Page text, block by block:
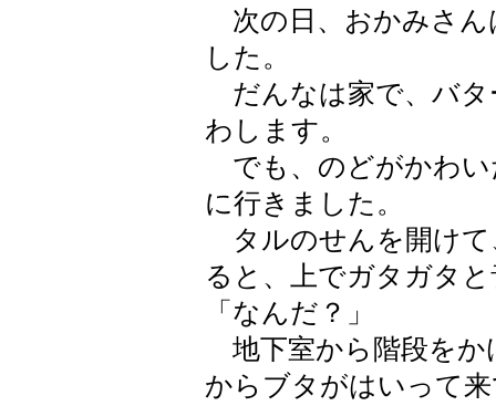
次の日、おかみさん
した。
だんなは家で、バタ
わします。
でも、のどがかわい
に行きました。
タルのせんを開けて
ると、上でガタガタ
「なんだ？」
地下室から階段をか
からブタがはいって